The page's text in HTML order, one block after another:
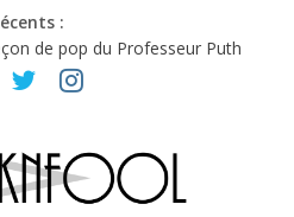
:
de pop du Professeur Puth
festival de musique indépendant
et émotions en hausse
de choisir entre chaleur et bonne
: entre bière, métal et